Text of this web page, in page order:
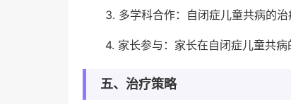
3. 多学科合作：自闭症儿童共病的
4. 家长参与：家长在自闭症儿童共
五、治疗策略